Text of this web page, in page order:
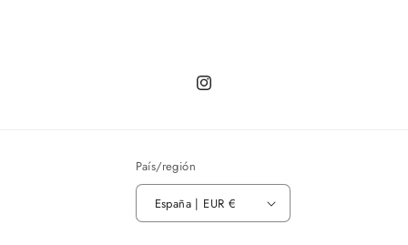
Instagram
País/región
España | EUR €